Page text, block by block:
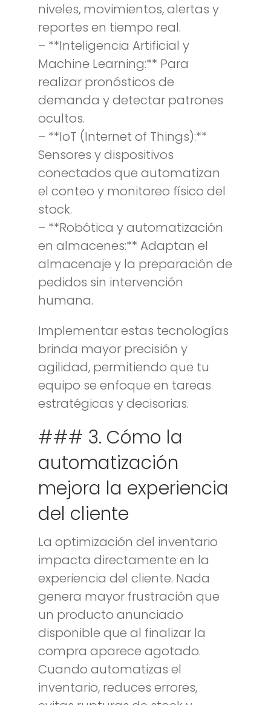
niveles, movimientos, alertas y
reportes en tiempo real.
– **Inteligencia Artificial y
Machine Learning:** Para
realizar pronósticos de
demanda y detectar patrones
ocultos.
– **IoT (Internet of Things):**
Sensores y dispositivos
conectados que automatizan
el conteo y monitoreo físico del
stock.
– **Robótica y automatización
en almacenes:** Adaptan el
almacenaje y la preparación de
pedidos sin intervención
humana.
Implementar estas tecnologías
brinda mayor precisión y
agilidad, permitiendo que tu
equipo se enfoque en tareas
estratégicas y decisorias.
### 3. Cómo la
automatización
mejora la experiencia
del cliente
La optimización del inventario
impacta directamente en la
experiencia del cliente. Nada
genera mayor frustración que
un producto anunciado
disponible que al finalizar la
compra aparece agotado.
Cuando automatizas el
inventario, reduces errores,